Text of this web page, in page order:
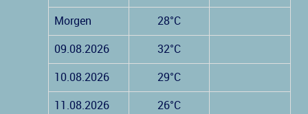
Morgen 28°C
09.08.2026 32°C
10.08.2026 29°C
11.08.2026 26°C